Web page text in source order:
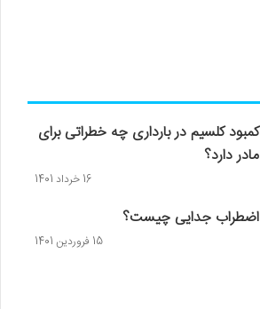
کمبود کلسیم در بارداری چه خطراتی برای
مادر دارد؟
16 خرداد 1401
اضطراب جدایی چیست؟
15 فروردین 1401